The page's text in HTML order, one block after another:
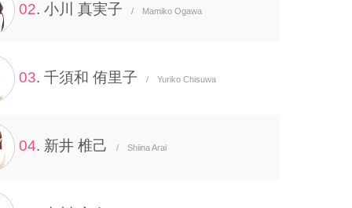
02. 小川 真実子 / Mamiko Ogawa
03. 千須和 侑里子 / Yuriko Chisuwa
04. 新井 椎己 / Shiina Arai